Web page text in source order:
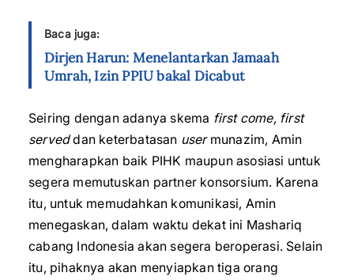
Baca juga:
Dirjen Harun: Menelantarkan Jamaah
Umrah, Izin PPIU bakal Dicabut
Seiring dengan adanya skema first come, first
serveddan keterbatasan usermunazim, Amin
mengharapkan baik PIHK maupun asosiasi untuk
segera memutuskan partner konsorsium. Karena
itu, untuk memudahkan komunikasi, Amin
menegaskan, dalam waktu dekat ini Mashariq
cabang Indonesia akan segera beroperasi. Selain
itu, pihaknya akan menyiapkan tiga orang